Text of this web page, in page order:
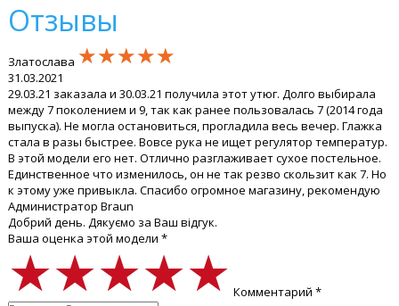
Отзывы
Златослава ★★★★★
★★★★★
★★★★★
31.03.2021
29.03.21 заказала и 30.03.21 получила этот утюг. Долго выбирала
между 7 поколением и 9, так как ранее пользовалась 7 (2014 года
выпуска). Не могла остановиться, прогладила весь вечер. Глажка
стала в разы быстрее. Вовсе рука не ищет регулятор температур.
В этой модели его нет. Отлично разглаживает сухое постельное.
Единственное что изменилось, он не так резво скользит как 7. Но
к этому уже привыкла. Спасибо огромное магазину, рекомендую
Администратор Braun
Добрий день. Дякуємо за Ваш відгук.
Ваша оценка этой модели *
★★★★★
★★★★★
★★★★★ Комментарий *